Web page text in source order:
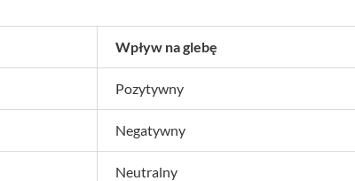
Wpływ na glebę
Pozytywny
Negatywny
Neutralny